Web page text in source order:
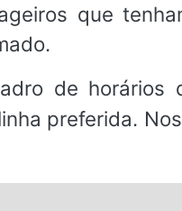
que
de
preferida.